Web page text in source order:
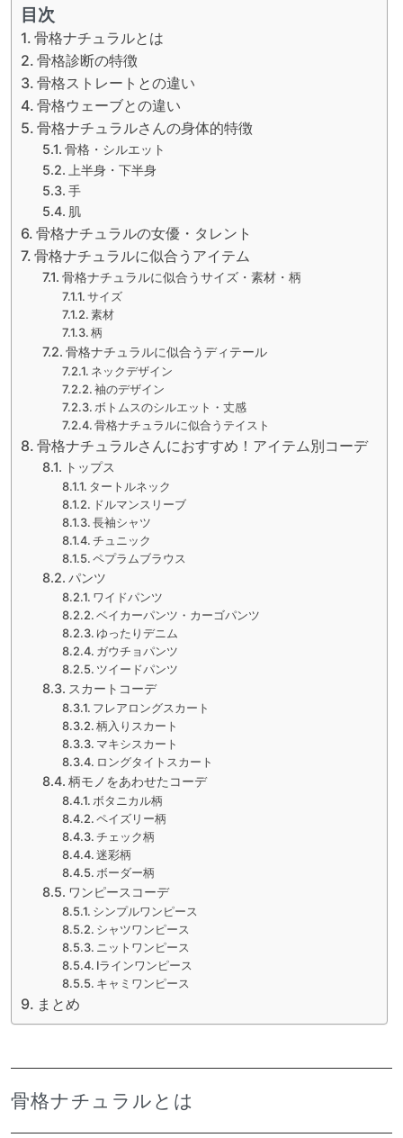
目次
骨格ナチュラルとは
骨格診断の特徴
骨格ストレートとの違い
骨格ウェーブとの違い
骨格ナチュラルさんの身体的特徴
骨格・シルエット
上半身・下半身
手
肌
骨格ナチュラルの女優・タレント
骨格ナチュラルに似合うアイテム
骨格ナチュラルに似合うサイズ・素材・柄
サイズ
素材
柄
骨格ナチュラルに似合うディテール
ネックデザイン
袖のデザイン
ボトムスのシルエット・丈感
骨格ナチュラルに似合うテイスト
骨格ナチュラルさんにおすすめ！アイテム別コーデ
トップス
タートルネック
ドルマンスリーブ
長袖シャツ
チュニック
ペプラムブラウス
パンツ
ワイドパンツ
ベイカーパンツ・カーゴパンツ
ゆったりデニム
ガウチョパンツ
ツイードパンツ
スカートコーデ
フレアロングスカート
柄入りスカート
マキシスカート
ロングタイトスカート
柄モノをあわせたコーデ
ボタニカル柄
ペイズリー柄
チェック柄
迷彩柄
ボーダー柄
ワンピースコーデ
シンプルワンピース
シャツワンピース
ニットワンピース
Iラインワンピース
キャミワンピース
まとめ
骨格ナチュラルとは